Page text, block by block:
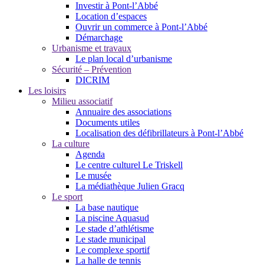
Investir à Pont-l’Abbé
Location d’espaces
Ouvrir un commerce à Pont-l’Abbé
Démarchage
Urbanisme et travaux
Le plan local d’urbanisme
Sécurité – Prévention
DICRIM
Les loisirs
Milieu associatif
Annuaire des associations
Documents utiles
Localisation des défibrillateurs à Pont-l’Abbé
La culture
Agenda
Le centre culturel Le Triskell
Le musée
La médiathèque Julien Gracq
Le sport
La base nautique
La piscine Aquasud
Le stade d’athlétisme
Le stade municipal
Le complexe sportif
La halle de tennis